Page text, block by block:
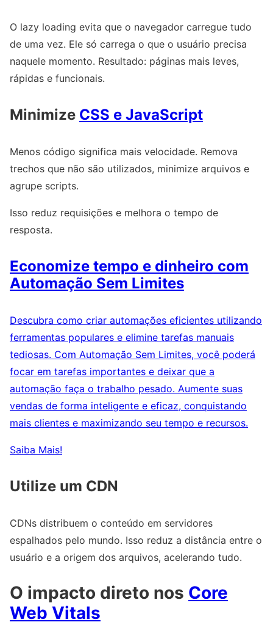
O lazy loading evita que o navegador carregue tudo
de uma vez. Ele só carrega o que o usuário precisa
naquele momento. Resultado: páginas mais leves,
rápidas e funcionais.
Minimize CSS e JavaScript
Menos código significa mais velocidade. Remova
trechos que não são utilizados, minimize arquivos e
agrupe scripts.
Isso reduz requisições e melhora o tempo de
resposta.
Economize tempo e dinheiro com
Automação Sem Limites
Descubra como criar automações eficientes utilizando
ferramentas populares e elimine tarefas manuais
tediosas. Com Automação Sem Limites, você poderá
focar em tarefas importantes e deixar que a
automação faça o trabalho pesado. Aumente suas
vendas de forma inteligente e eficaz, conquistando
mais clientes e maximizando seu tempo e recursos.
Saiba Mais!
Utilize um CDN
CDNs distribuem o conteúdo em servidores
espalhados pelo mundo. Isso reduz a distância entre o
usuário e a origem dos arquivos, acelerando tudo.
O impacto direto nos Core
Web Vitals